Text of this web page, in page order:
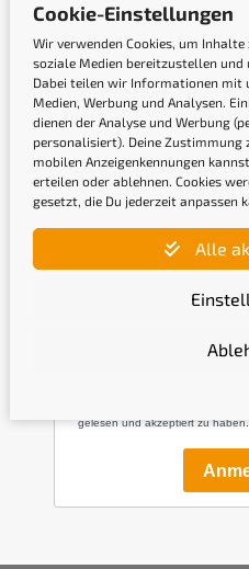
Newsletter
gelesen und akzeptiert zu haben.
Cookie-Einstellungen
Wir verwenden Cookies, um
soziale Medien bereitzustellen und
Dabei teilen wir Informationen mit
Medien, Werbung und Analysen.
dienen der Analyse und Werbung
personalisiert). Deine Zustimmung
mobilen Anzeigenkennungen
erteilen oder ablehnen. Cookies
gesetzt, die Du jederzeit anpassen
Alle